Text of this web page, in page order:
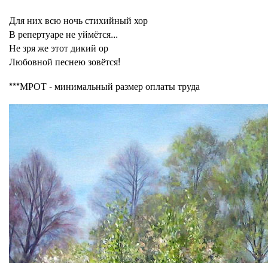
Для них всю ночь стихийный хор
В репертуаре не уймётся...
Не зря же этот дикий ор
Любовной песнею зовётся!
***МРОТ - минимальный размер оплаты труда